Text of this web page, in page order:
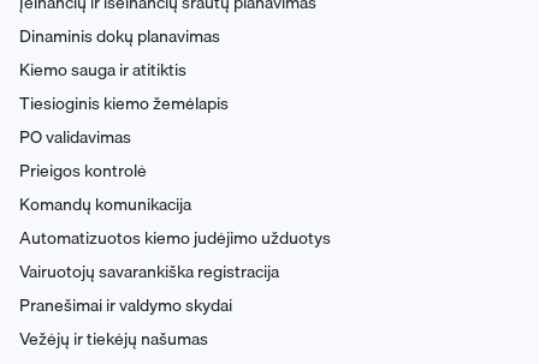
Dinaminis dokų planavimas
Kiemo sauga ir atitiktis
Tiesioginis kiemo žemėlapis
PO validavimas
Prieigos kontrolė
Komandų komunikacija
Automatizuotos kiemo judėjimo užduotys
Vairuotojų savarankiška registracija
Pranešimai ir valdymo skydai
Vežėjų ir tiekėjų našumas